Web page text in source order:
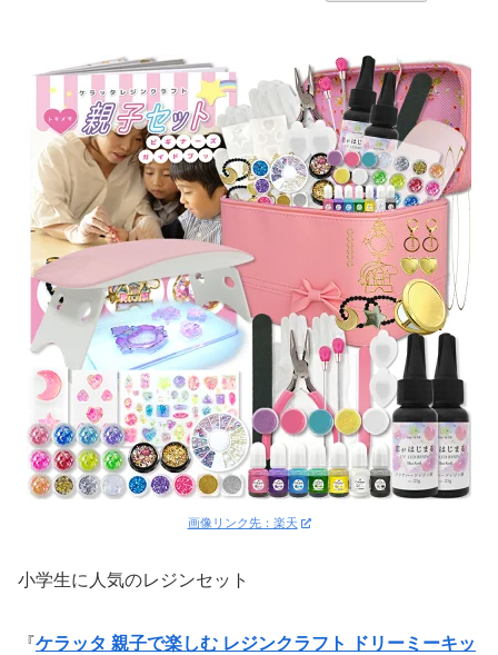
画像リンク先：楽天
小学生に人気のレジンセット
『ケラッタ 親子で楽しむ レジンクラフト ドリーミーキッ